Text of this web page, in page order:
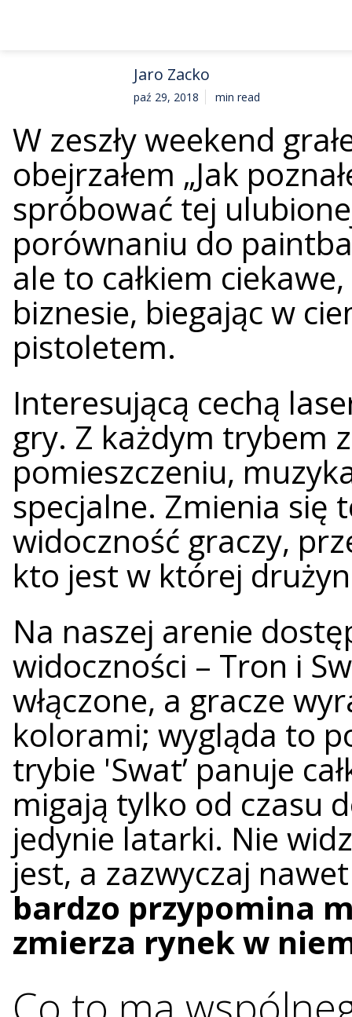
Jaro Zacko
paź 29, 2018 min read
W zeszły weekend
obejrzałem „Jak
spróbować tej
porównaniu do
ale to całkiem
biznesie, biegając w
pistoletem.
Interesującą cechą
gry. Z każdym trybem
pomieszczeniu,
specjalne. Zmienia się
widoczność graczy,
kto jest w której
Na naszej arenie
widoczności – Tron i
włączone, a gracze
kolorami; wygląda to
trybie 'Swat’ panuje
migają tylko od czasu
jedynie latarki. Nie
jest, a zazwyczaj
bardzo przypomina
zmierza rynek w